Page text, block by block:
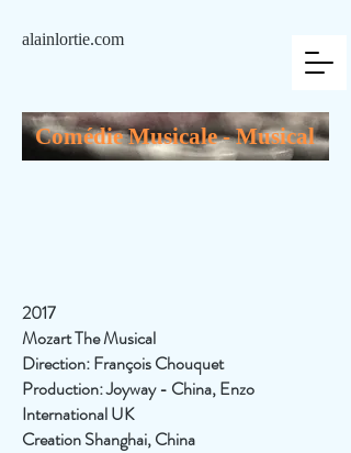
alainlortie.com
Comédie Musicale - Musical
2017
Mozart The Musical
Direction: François Chouquet
Production: Joyway - China, Enzo
International UK
Creation Shanghai, China